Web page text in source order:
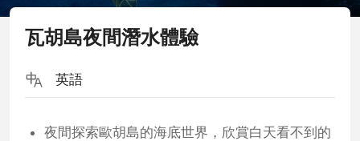
瓦胡島夜間潛水體驗
英語
夜間探索歐胡島的海底世界，欣賞白天看不到的